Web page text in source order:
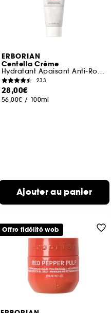
ERBORIAN
Centella Crème
Hydratant Apaisant Anti-Rougeurs
233
28,00€
56,00€ / 100ml
Ajouter au panier
Offre fidélité web